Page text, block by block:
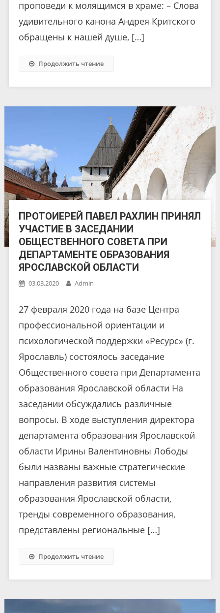
проповеди к молящимся в храме: – Слова
удивительного канона Андрея Критского
обращены к нашей душе, […]
Продолжить чтение
ПРОТОИЕРЕЙ ПАВЕЛ РАХЛИН ПРИНЯЛ
УЧАСТИЕ В ЗАСЕДАНИИ
ОБЩЕСТВЕННОГО СОВЕТА ПРИ
ДЕПАРТАМЕНТЕ ОБРАЗОВАНИЯ
ЯРОСЛАВСКОЙ ОБЛАСТИ
03.03.2020 Admin
27 февраля 2020 года на базе Центра
профессиональной ориентации и
психологической поддержки «Ресурс» (г.
Ярославль) состоялось заседание
Общественного совета при Департамента
образования Ярославской области На
заседании обсуждались различные
вопросы. В ходе выступления директора
департамента образования Ярославской
области Ирины Валентиновны Лободы
были названы важные стратегические
направления развития системы
образования Ярославской области,
тренды современного образования,
представлены региональные […]
Продолжить чтение